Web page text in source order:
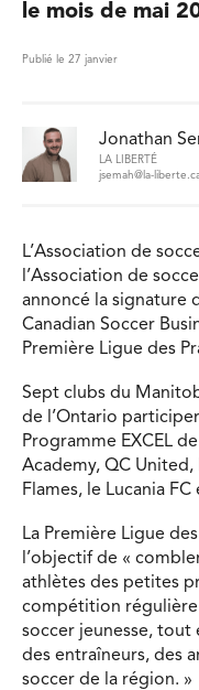
le mois de mai
Publié le 27 janvier
Jonathan
LA LIBERTÉ
jsemah@la-
L’Association de
l’Association de
annoncé la signature
Canadian Soccer
Première Ligue des
Sept clubs du
de l’Ontario
Programme EXCEL
Academy, QC United,
Flames, le Lucania
La Première Ligue
l’objectif de «
athlètes des petites
compétition régulière
soccer jeunesse,
des entraîneurs, des
soccer de la région. »